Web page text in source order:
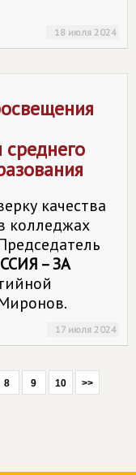
18 июля 2024
качества
колледжах
– ЗА
17 июля 2024
8 9 10 >>